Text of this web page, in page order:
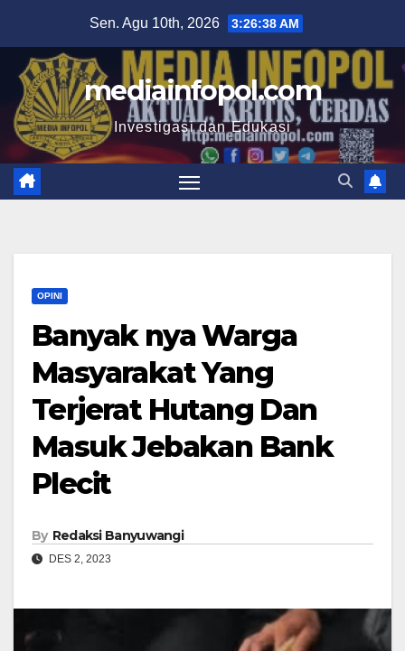
content
Sen. Agu 10th, 2026 3:26:39 AM
mediainfopol.com
Investigasi dan Edukasi
OPINI
Banyak nya Warga
Masyarakat Yang
Terjerat Hutang Dan
Masuk Jebakan Bank
Plecit
By Redaksi Banyuwangi
DES 2, 2023